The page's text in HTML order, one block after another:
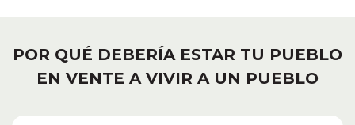
POR QUÉ DEBERÍA ESTAR TU PUEBLO
EN VENTE A VIVIR A UN PUEBLO